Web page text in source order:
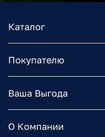
Каталог
Покупателю
Ваша Выгода
О Компании